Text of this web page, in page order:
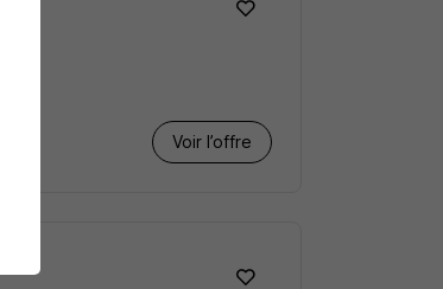
Voir l’offre